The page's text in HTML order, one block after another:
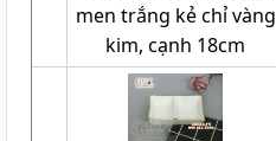
men trắng kẻ chỉ vàng
kim, cạnh 18cm